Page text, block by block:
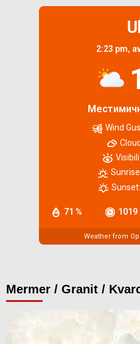
2:23 pm,
71 % 1019
Wind
Sunset:
Weather from
Mermer / Granit /